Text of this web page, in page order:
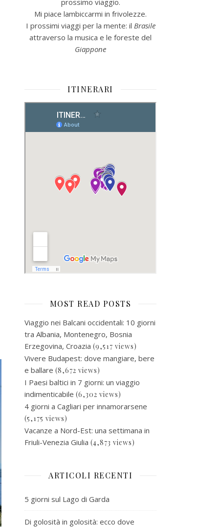
prossimo viaggio.
Mi piace lambiccarmi in frivolezze.
I prossimi viaggi per la mente: il Brasile
attraverso la musica e le foreste del
Giappone
ITINERARI
MOST READ POSTS
Viaggio nei Balcani occidentali: 10 giorni
tra Albania, Montenegro, Bosnia
Erzegovina, Croazia (9,517 views)
Vivere Budapest: dove mangiare, bere
e ballare (8,672 views)
I Paesi baltici in 7 giorni: un viaggio
indimenticabile (6,302 views)
4 giorni a Cagliari per innamorarsene
(5,175 views)
Vacanze a Nord-Est: una settimana in
Friuli-Venezia Giulia (4,873 views)
ARTICOLI RECENTI
5 giorni sul Lago di Garda
Di golosità in golosità: ecco dove